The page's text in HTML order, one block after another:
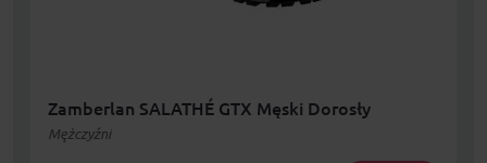
Zamberlan SALATHÉ GTX Męski Dorosły
Mężczyźni